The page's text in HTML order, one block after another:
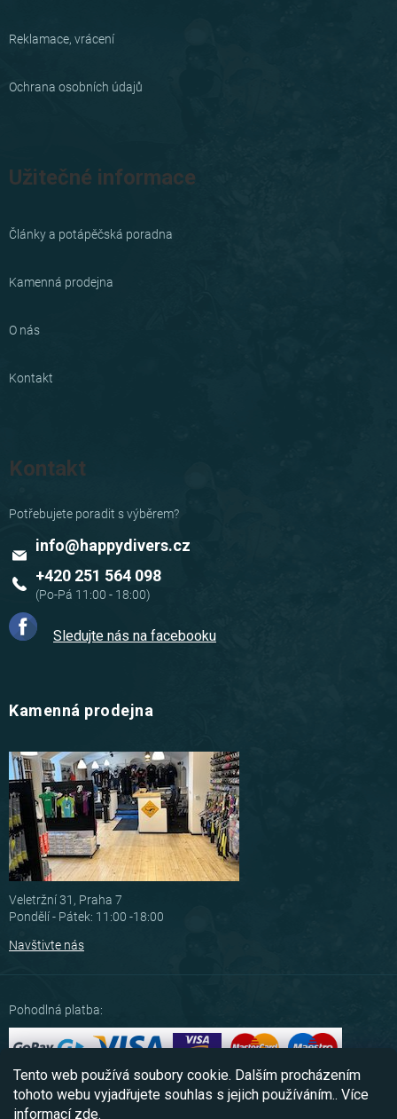
Tento web používá soubory cookie. Dalším procházením
tohoto webu vyjadřujete souhlas s jejich používáním.. Více
informací zde.
Reklamace, vrácení
Ochrana osobních údajů
Užitečné informace
Články a potápěčská poradna
Kamenná prodejna
O nás
Kontakt
Kontakt
info@happydivers.cz
+420 251 564 098
Sledujte nás na facebooku
Kamenná prodejna
Veletržní 31, Praha 7
Pondělí - Pátek: 11:00 -18:00
Navštivte nás
Pohodlná platba:
Možnosti dopravy: